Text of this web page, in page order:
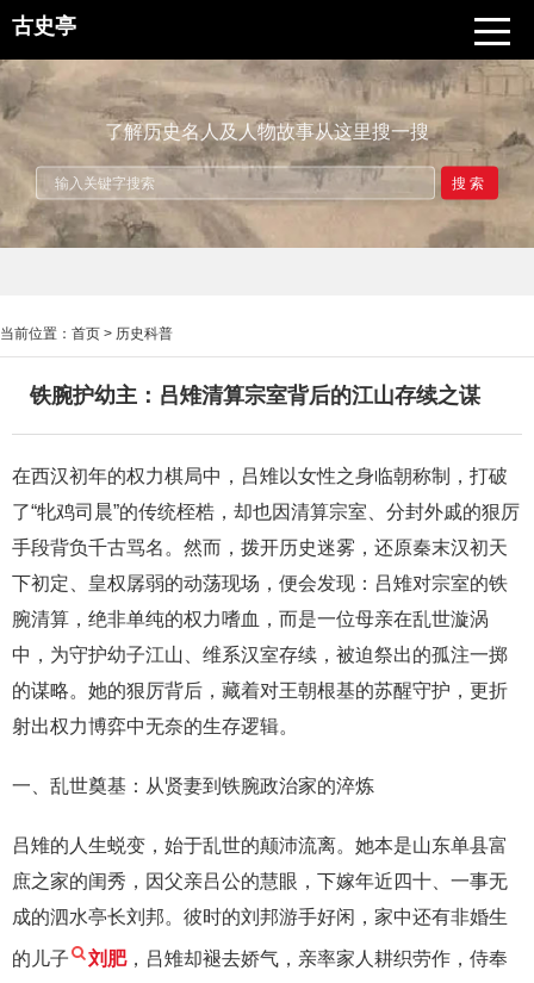
古史亭
了解历史名人及人物故事从这里搜一搜
搜索
当前位置： 首页 > 历史科普
铁腕护幼主：吕雉清算宗室背后的江山存续之谋
在西汉初年的权力棋局中，吕雉以女性之身临朝称制，打破
了“牝鸡司晨”的传统桎梏，却也因清算宗室、分封外戚的狠厉
手段背负千古骂名。然而，拨开历史迷雾，还原秦末汉初天
下初定、皇权孱弱的动荡现场，便会发现：吕雉对宗室的铁
腕清算，绝非单纯的权力嗜血，而是一位母亲在乱世漩涡
中，为守护幼子江山、维系汉室存续，被迫祭出的孤注一掷
的谋略。她的狠厉背后，藏着对王朝根基的苏醒守护，更折
射出权力博弈中无奈的生存逻辑。
一、乱世奠基：从贤妻到铁腕政治家的淬炼
吕雉的人生蜕变，始于乱世的颠沛流离。她本是山东单县富
庶之家的闺秀，因父亲吕公的慧眼，下嫁年近四十、一事无
成的泗水亭长刘邦。彼时的刘邦游手好闲，家中还有非婚生
的儿子 刘肥，吕雉却褪去娇气，亲率家人耕织劳作，侍奉